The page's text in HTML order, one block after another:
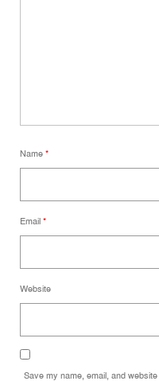
Name *
Email *
Website
Save my name, email, and